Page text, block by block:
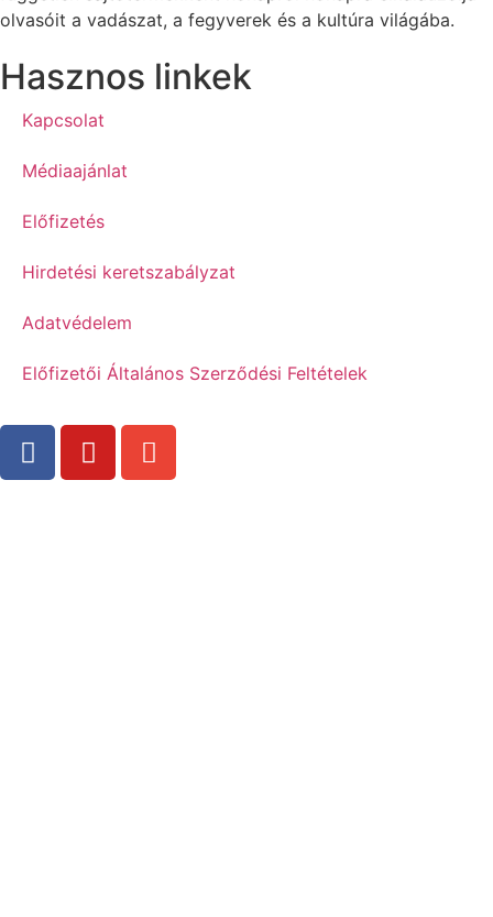
olvasóit a vadászat, a fegyverek és a kultúra világába.
Hasznos linkek
Kapcsolat
Médiaajánlat
Előfizetés
Hirdetési keretszabályzat
Adatvédelem
Előfizetői Általános Szerződési Feltételek